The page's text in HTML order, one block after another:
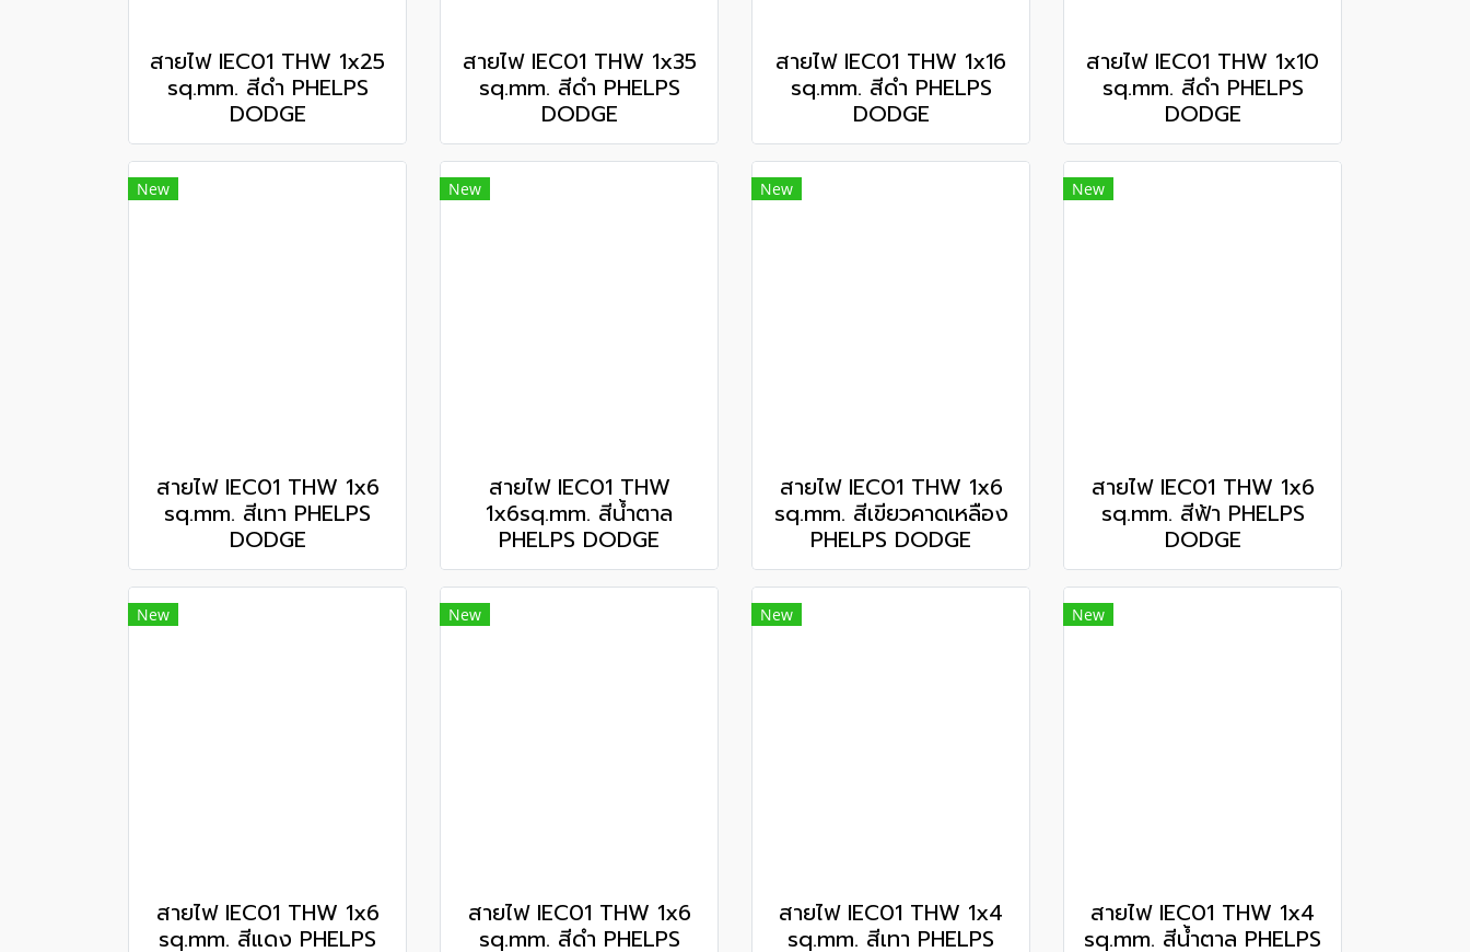
สายไฟ IEC01 THW 1x25
sq.mm. สีดำ PHELPS
DODGE
สายไฟ IEC01 THW 1x35
sq.mm. สีดำ PHELPS
DODGE
สายไฟ IEC01 THW 1x16
sq.mm. สีดำ PHELPS
DODGE
สายไฟ IEC01 THW 1x10
sq.mm. สีดำ PHELPS
DODGE
New
สายไฟ IEC01 THW 1x6
sq.mm. สีเทา PHELPS
DODGE
New
สายไฟ IEC01 THW
1x6sq.mm. สีน้ำตาล
PHELPS DODGE
New
สายไฟ IEC01 THW 1x6
sq.mm. สีเขียวคาดเหลือง
PHELPS DODGE
New
สายไฟ IEC01 THW 1x6
sq.mm. สีฟ้า PHELPS
DODGE
New
สายไฟ IEC01 THW 1x6
sq.mm. สีแดง PHELPS
New
สายไฟ IEC01 THW 1x6
sq.mm. สีดำ PHELPS
New
สายไฟ IEC01 THW 1x4
sq.mm. สีเทา PHELPS
New
สายไฟ IEC01 THW 1x4
sq.mm. สีน้ำตาล PHELPS